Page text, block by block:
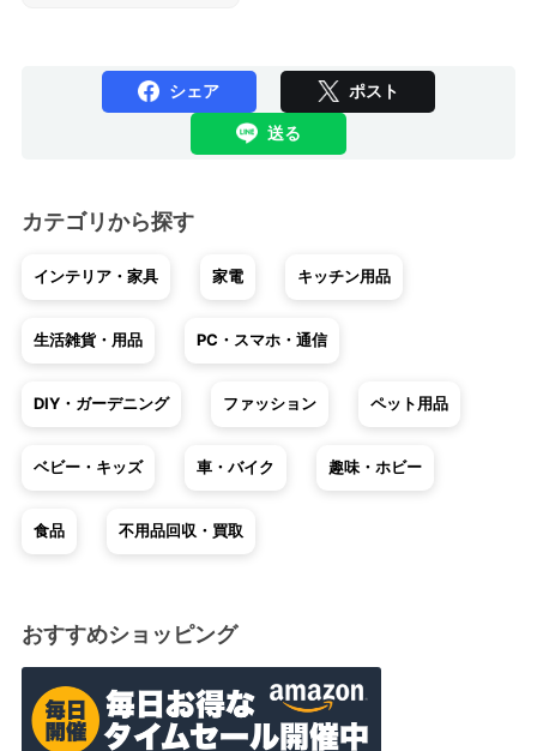
シェア ポスト
送る
カテゴリから探す
インテリア・家具 家電 キッチン用品
生活雑貨・用品 PC・スマホ・通信
DIY・ガーデニング ファッション ペット用品
ベビー・キッズ 車・バイク 趣味・ホビー
食品 不用品回収・買取
おすすめショッピング